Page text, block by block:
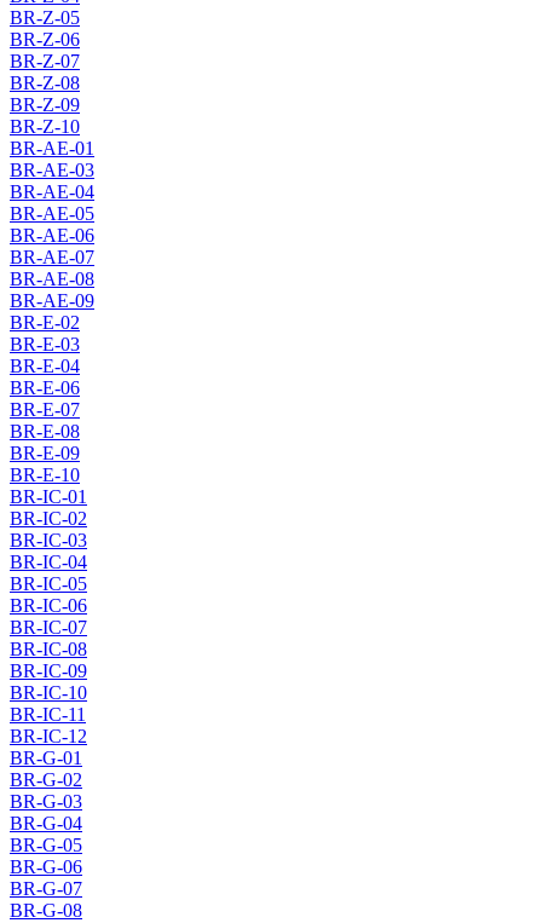
BR-Z-05
BR-Z-06
BR-Z-07
BR-Z-08
BR-Z-09
BR-Z-10
BR-AE-01
BR-AE-03
BR-AE-04
BR-AE-05
BR-AE-06
BR-AE-07
BR-AE-08
BR-AE-09
BR-E-02
BR-E-03
BR-E-04
BR-E-06
BR-E-07
BR-E-08
BR-E-09
BR-E-10
BR-IC-01
BR-IC-02
BR-IC-03
BR-IC-04
BR-IC-05
BR-IC-06
BR-IC-07
BR-IC-08
BR-IC-09
BR-IC-10
BR-IC-11
BR-IC-12
BR-G-01
BR-G-02
BR-G-03
BR-G-04
BR-G-05
BR-G-06
BR-G-07
BR-G-08